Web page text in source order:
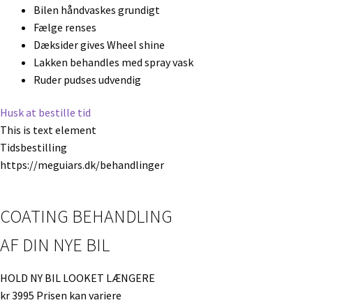
Bilen håndvaskes grundigt
Fælge renses
Dæksider gives Wheel shine
Lakken behandles med spray vask
Ruder pudses udvendig
Husk at bestille tid
This is text element
Tidsbestilling
https://meguiars.dk/behandlinger
COATING BEHANDLING
AF DIN NYE BIL
HOLD NY BIL LOOKET LÆNGERE
kr3995 Prisen kan variere